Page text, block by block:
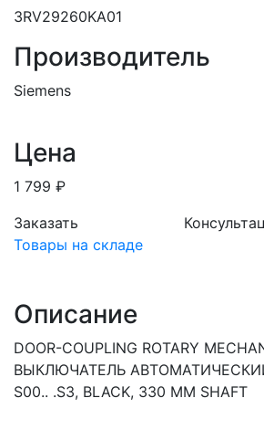
3RV29260KA01
Производитель
Siemens
Цена
1 799 ₽
Заказать
Товары на складе
Описание
DOOR-COUPLING ROTARY
ВЫКЛЮЧАТЕЛЬ
S00.. .S3, BLACK, 330 MM SHAFT